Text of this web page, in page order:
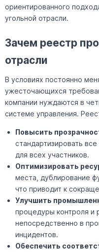
ориентированного
угольной отрасли.
Зачем реестр
отрасли
В условиях постоянно
ужесточающихся
компании нуждаются в
системе управления.
Повысить
стандартизировать
для всех участников.
Оптимизировать
места, дублирование
что приводит к
Улучшить
процедуры контроля и
непосредственно в
инцидентов.
Обеспечить